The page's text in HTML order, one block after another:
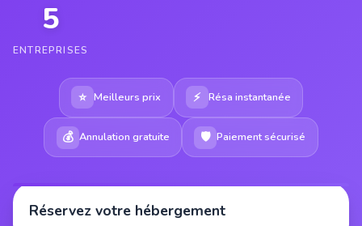
5
ENTREPRISES
⭐ Meilleurs prix ⚡ Résa instantanée
💰 Annulation gratuite 🛡 Paiement sécurisé
Réservez votre hébergement